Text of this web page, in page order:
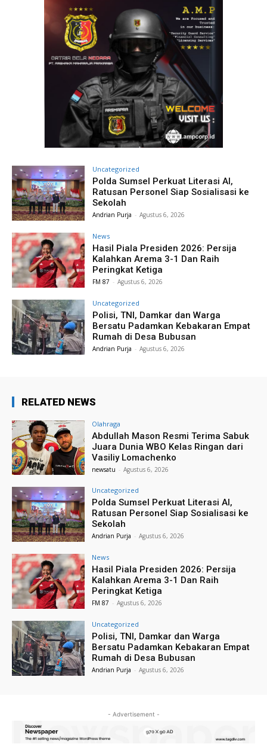
Uncategorized
Polda Sumsel Perkuat Literasi AI,
Ratusan Personel Siap Sosialisasi ke
Sekolah
Andrian Purja - Agustus 6, 2026
News
Hasil Piala Presiden 2026: Persija
Kalahkan Arema 3-1 Dan Raih
Peringkat Ketiga
FM 87 - Agustus 6, 2026
Uncategorized
Polisi, TNI, Damkar dan Warga
Bersatu Padamkan Kebakaran Empat
Rumah di Desa Bubusan
Andrian Purja - Agustus 6, 2026
RELATED NEWS
Olahraga
Abdullah Mason Resmi Terima Sabuk
Juara Dunia WBO Kelas Ringan dari
Vasiliy Lomachenko
newsatu - Agustus 6, 2026
Uncategorized
Polda Sumsel Perkuat Literasi AI,
Ratusan Personel Siap Sosialisasi ke
Sekolah
Andrian Purja - Agustus 6, 2026
News
Hasil Piala Presiden 2026: Persija
Kalahkan Arema 3-1 Dan Raih
Peringkat Ketiga
FM 87 - Agustus 6, 2026
Uncategorized
Polisi, TNI, Damkar dan Warga
Bersatu Padamkan Kebakaran Empat
Rumah di Desa Bubusan
Andrian Purja - Agustus 6, 2026
- Advertisement -